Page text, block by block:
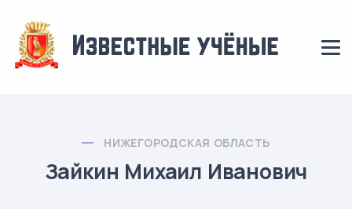
НИЖЕГОРОДСКАЯ ОБЛАСТЬ
Зайкин Михаил Иванович